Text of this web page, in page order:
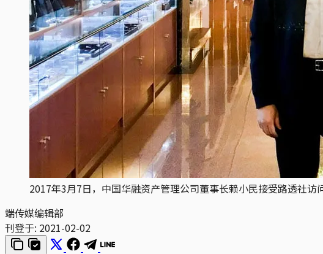
2017年3月7日，中国华融资产管理公司董事长赖小民接受路透社访
端传媒编辑部
刊登于: 2021-02-02